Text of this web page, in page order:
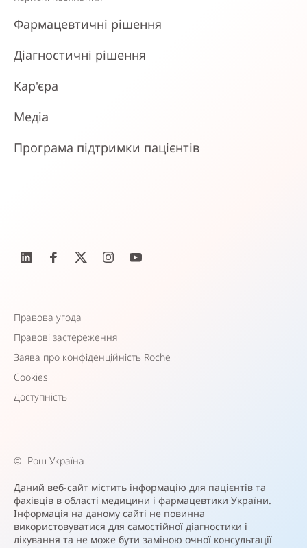
Фармацевтичні рішення
Діагностичні рішення
Кар'єра
Медіа
Програма підтримки пацієнтів
Правова угода
Правові застереження
Заява про конфіденційність Roche
Cookies
Доступність
© Рош Україна
Даний веб-сайт містить інформацію для пацієнтів та
фахівців в області медицини і фармацевтики України.
Інформація на даному сайті не повинна
використовуватися для самостійної діагностики і
лікування та не може бути заміною очної консультації